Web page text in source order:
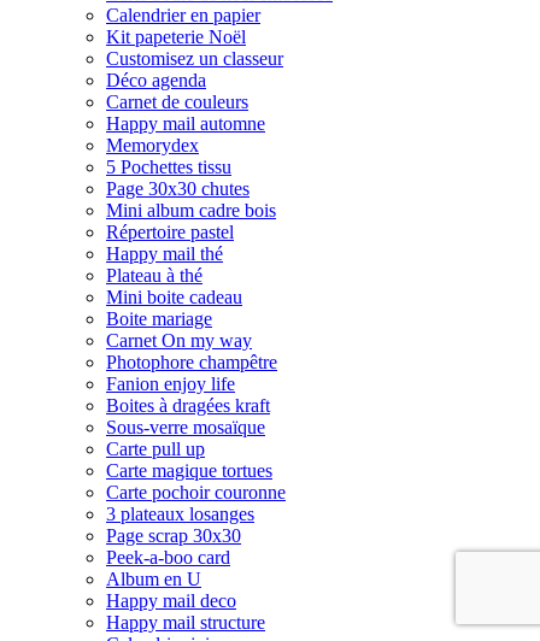
Calendrier en papier
Kit papeterie Noël
Customisez un classeur
Déco agenda
Carnet de couleurs
Happy mail automne
Memorydex
5 Pochettes tissu
Page 30x30 chutes
Mini album cadre bois
Répertoire pastel
Happy mail thé
Plateau à thé
Mini boite cadeau
Boite mariage
Carnet On my way
Photophore champêtre
Fanion enjoy life
Boites à dragées kraft
Sous-verre mosaïque
Carte pull up
Carte magique tortues
Carte pochoir couronne
3 plateaux losanges
Page scrap 30x30
Peek-a-boo card
Album en U
Happy mail deco
Happy mail structure